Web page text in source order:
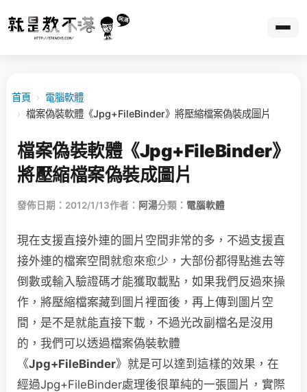
首頁 › 電腦軟體
› 檔案偽裝軟體《Jpg+FileBinder》將壓縮檔案偽裝成圖片
檔案偽裝軟體《Jpg+FileBinder》
將壓縮檔案偽裝成圖片
發佈日期：2012/1/13作者： 阿湯分類： 電腦軟體
現在支援直接外連的圖片空間非常的多，不過支援直
接外連的檔案空間就愈來愈少，大部份都得點進去等
倒數或輸入驗證碼才能獲取載點，如果我們反過來操
作，將壓縮檔案藏到圖片裡面後，再上傳到圖片空
間，是不是就能直接下載，不過光改副檔名是沒用
的，我們可以透過檔案偽裝軟體
《Jpg+FileBinder》就是可以達到這樣的效果，在
經過Jpg+FileBinder處理後很單純的一張圖片，實際